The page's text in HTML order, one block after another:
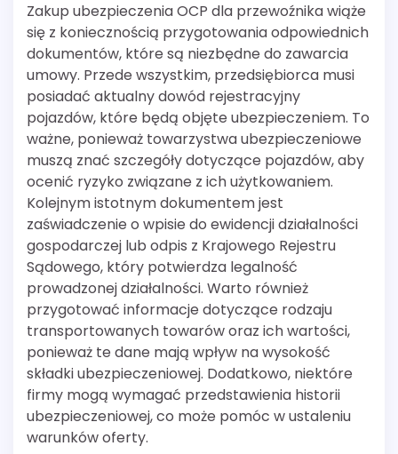
Zakup ubezpieczenia OCP dla przewoźnika wiąże
się z koniecznością przygotowania odpowiednich
dokumentów, które są niezbędne do zawarcia
umowy. Przede wszystkim, przedsiębiorca musi
posiadać aktualny dowód rejestracyjny
pojazdów, które będą objęte ubezpieczeniem. To
ważne, ponieważ towarzystwa ubezpieczeniowe
muszą znać szczegóły dotyczące pojazdów, aby
ocenić ryzyko związane z ich użytkowaniem.
Kolejnym istotnym dokumentem jest
zaświadczenie o wpisie do ewidencji działalności
gospodarczej lub odpis z Krajowego Rejestru
Sądowego, który potwierdza legalność
prowadzonej działalności. Warto również
przygotować informacje dotyczące rodzaju
transportowanych towarów oraz ich wartości,
ponieważ te dane mają wpływ na wysokość
składki ubezpieczeniowej. Dodatkowo, niektóre
firmy mogą wymagać przedstawienia historii
ubezpieczeniowej, co może pomóc w ustaleniu
warunków oferty.